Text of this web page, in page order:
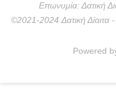
Επωνυμία: Δατική
©2021-2024 Δατική
Powered